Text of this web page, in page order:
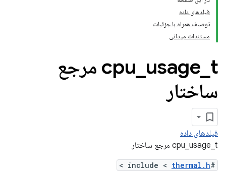
فیلدهای داده
توصیف همراه با جزئیات
مستندات میدانی
cpu usage
t مرجع
ساختار
فیلدهای داده
cpu_usage_t مرجع ساختار
#include <
thermal.h
>